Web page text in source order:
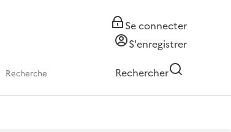
Se connecter
S'enregistrer
Rechercher